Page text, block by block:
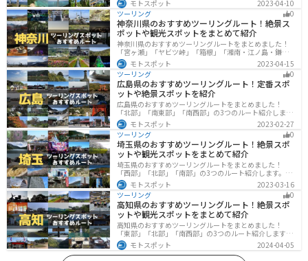
様々な楽しみ方ができます。バイクで沖縄県にツーリン
グに行く際は参考にしてください。
モトスポット
2023-04-10
ツーリング
0
神奈川県のおすすめツーリングルート！絶景ス
ポットや観光スポットをまとめて紹介
神奈川県のおすすめツーリングルートをまとめました！
「宮ヶ瀬」「ヤビツ峠」「箱根」「湘南・江ノ島・鎌
倉」「三浦」「みなとみらい」の6つのルート紹介しま
す。自然豊かなスポット、歴史ある観光名所、都市部で
楽しめるツーリングスポットまで多数あります。バイク
で神奈川県にツーリングに行く際は参考にしてくださ
い。
モトスポット
2023-04-15
ツーリング
0
広島県のおすすめツーリングルート！定番スポ
ットや絶景スポットを紹介
広島県のおすすめツーリングルートをまとめました！
「北部」「南東部」「南西部」の3つのルート紹介しま
す。自然豊かな山と海だけでなく、歴史的価値のある建
造物も多数あるので、飽きることなくツーリングを堪能
できます。バイクで広島県にツーリングに行く際は参考
にしてください。
モトスポット
2023-02-27
ツーリング
0
埼玉県のおすすめツーリングルート！絶景スポ
ットや観光スポットをまとめて紹介
埼玉県のおすすめツーリングルートをまとめました！
「西部」「北部」「南部」の3つのルート紹介します。自
然豊かな西側と街中の東側で違った楽しみ方ができま
す。バイクで埼玉県にツーリングに行く際は参考にして
ください。
モトスポット
2023-03-16
ツーリング
0
高知県のおすすめツーリングルート！絶景スポ
ットや観光スポットをまとめて紹介
高知県のおすすめツーリングルートをまとめました！
「東部」「北部」「南西部」の3つのルート紹介します。
山と海どちらも楽しめるスポットが多数あり、様々な楽
しみ方ができます。バイクで高知県にツーリングに行く
際は参考にしてください。
モトスポット 2024-04-05